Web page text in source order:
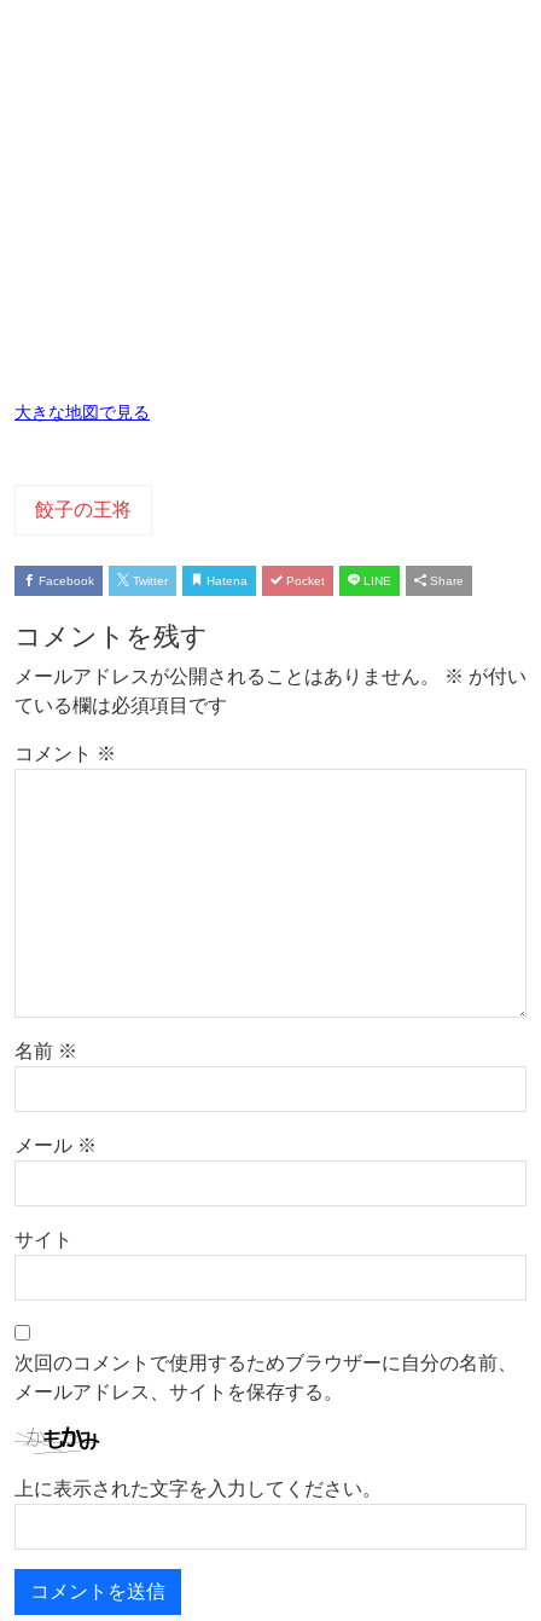
大きな地図で見る
餃子の王将
Facebook Twitter Hatena Pocket LINE Share
コメントを残す
メールアドレスが公開されることはありません。 ※ が付い
ている欄は必須項目です
コメント ※
名前 ※
メール ※
サイト
次回のコメントで使用するためブラウザーに自分の名前、
メールアドレス、サイトを保存する。
上に表示された文字を入力してください。